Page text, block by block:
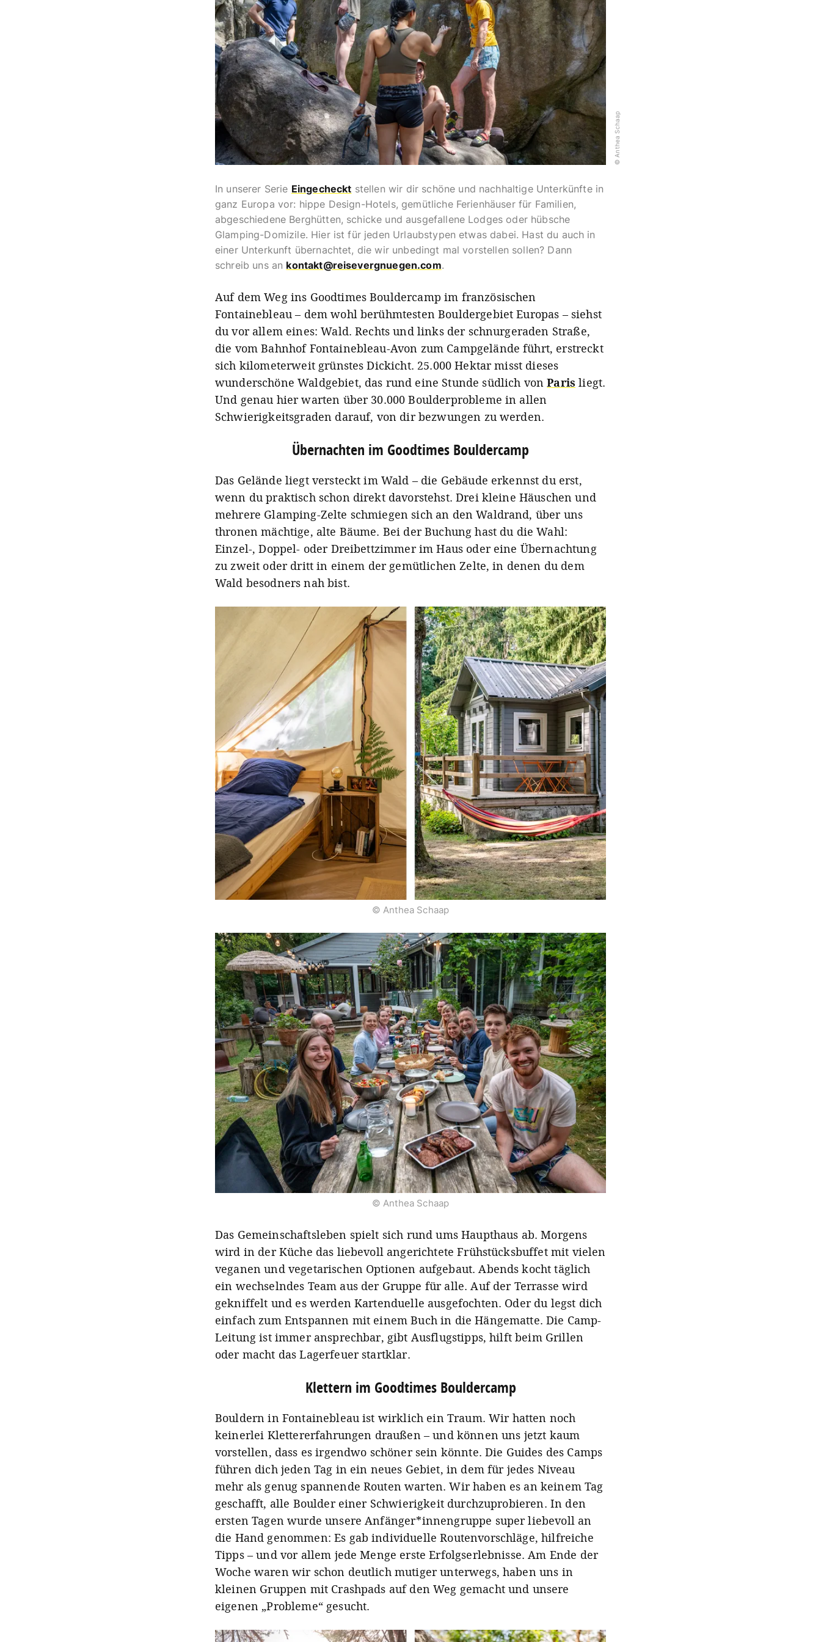
© Anthea Schaap
In unserer Serie Eingecheckt stellen wir dir schöne und nachhaltige Unterkünfte in
ganz Europa vor: hippe Design-Hotels, gemütliche Ferienhäuser für Familien,
abgeschiedene Berghütten, schicke und ausgefallene Lodges oder hübsche
Glamping-Domizile. Hier ist für jeden Urlaubstypen etwas dabei. Hast du auch in
einer Unterkunft übernachtet, die wir unbedingt mal vorstellen sollen? Dann
schreib uns an kontakt@reisevergnuegen.com.
Auf dem Weg ins Goodtimes Bouldercamp im französischen
Fontainebleau – dem wohl berühmtesten Bouldergebiet Europas – siehst
du vor allem eines: Wald. Rechts und links der schnurgeraden Straße,
die vom Bahnhof Fontainebleau-Avon zum Campgelände führt, erstreckt
sich kilometerweit grünstes Dickicht. 25.000 Hektar misst dieses
wunderschöne Waldgebiet, das rund eine Stunde südlich vonParis liegt.
Und genau hier warten über 30.000 Boulderprobleme in allen
Schwierigkeitsgraden darauf, von dir bezwungen zu werden.
Übernachten im Goodtimes Bouldercamp
Das Gelände liegt versteckt im Wald – die Gebäude erkennst du erst,
wenn du praktisch schon direkt davorstehst. Drei kleine Häuschen und
mehrere Glamping-Zelte schmiegen sich an den Waldrand, über uns
thronen mächtige, alte Bäume. Bei der Buchung hast du die Wahl:
Einzel-, Doppel- oder Dreibettzimmer im Haus oder eine Übernachtung
zu zweit oder dritt in einem der gemütlichen Zelte, in denen du dem
Wald besodners nah bist.
© Anthea Schaap
© Anthea Schaap
Das Gemeinschaftsleben spielt sich rund ums Haupthaus ab. Morgens
wird in der Küche das liebevoll angerichtete Frühstücksbuffet mit vielen
veganen und vegetarischen Optionen aufgebaut. Abends kocht täglich
ein wechselndes Team aus der Gruppe für alle. Auf der Terrasse wird
gekniffelt und es werden Kartenduelle ausgefochten. Oder du legst dich
einfach zum Entspannen mit einem Buch in die Hängematte. Die Camp-
Leitung ist immer ansprechbar, gibt Ausflugstipps, hilft beim Grillen
oder macht das Lagerfeuer startklar.
Klettern im Goodtimes Bouldercamp
Bouldern in Fontainebleau ist wirklich ein Traum. Wir hatten noch
keinerlei Klettererfahrungen draußen – und können uns jetzt kaum
vorstellen, dass es irgendwo schöner sein könnte. Die Guides des Camps
führen dich jeden Tag in ein neues Gebiet, in dem für jedes Niveau
mehr als genug spannende Routen warten. Wir haben es an keinem Tag
geschafft, alle Boulder einer Schwierigkeit durchzuprobieren. In den
ersten Tagen wurde unsere Anfänger*innengruppe super liebevoll an
die Hand genommen: Es gab individuelle Routenvorschläge, hilfreiche
Tipps – und vor allem jede Menge erste Erfolgserlebnisse. Am Ende der
Woche waren wir schon deutlich mutiger unterwegs, haben uns in
kleinen Gruppen mit Crashpads auf den Weg gemacht und unsere
eigenen „Probleme“ gesucht.